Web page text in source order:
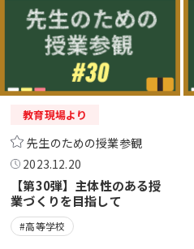
教育現場より
先生のための授業参観
2023.12.20
【第30弾】主体性のある授
業づくりを目指して
#高等学校